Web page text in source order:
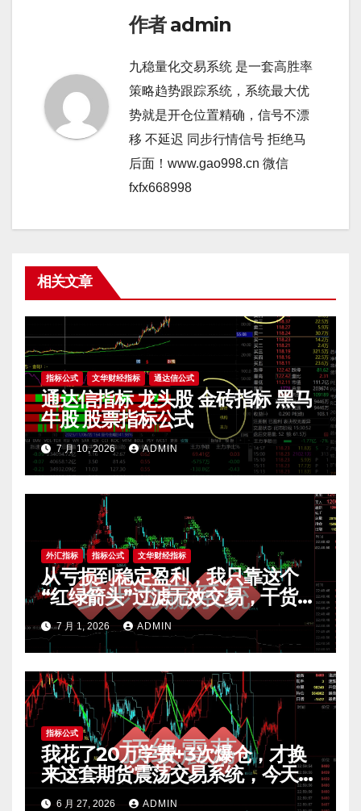
作者admin
九稳量化交易系统 是一套高胜率
策略趋势跟踪系统，系统最大优
势就是开仓位置精确，信号不漂
移 不延迟 同步行情信号 拒绝马
后面！www.gao998.cn 微信
fxfx668998
相关文章
指标公式 文华财经指标 通达信公式
通达信指标 龙头股 金砖指标 黑马
牛股 股票指标公式
7 月 10, 2026 ADMIN
外汇指标 指标公式 文华财经指标
从亏损到稳定盈利，我只靠这个
“红绿箭头”过滤无效交易，干货全
公开 mt4指标
7 月 1, 2026 ADMIN
指标公式
我花了20万学费+3次爆仓，才换
来这套期货震荡交易系统，今天免
费公开核心逻辑
6 月 27, 2026 ADMIN